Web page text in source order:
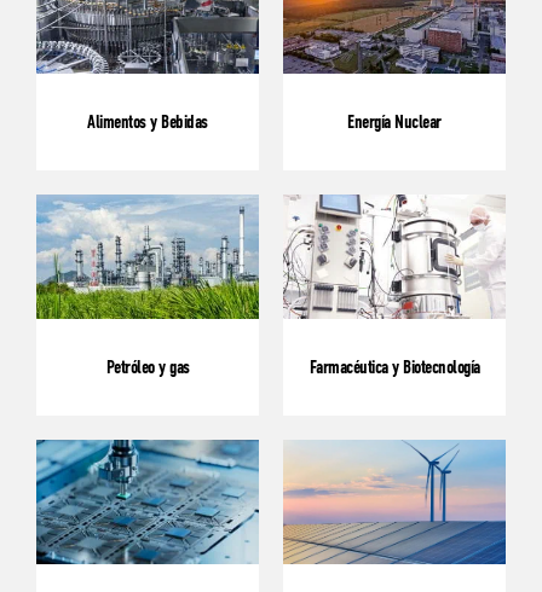
Alimentos y Bebidas Energía Nuclear
Petróleo y gas Farmacéutica y Biotecnología